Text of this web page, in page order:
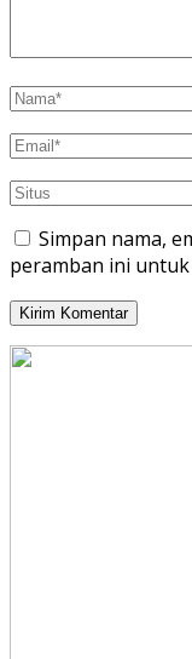
Simpan nama,
peramban ini